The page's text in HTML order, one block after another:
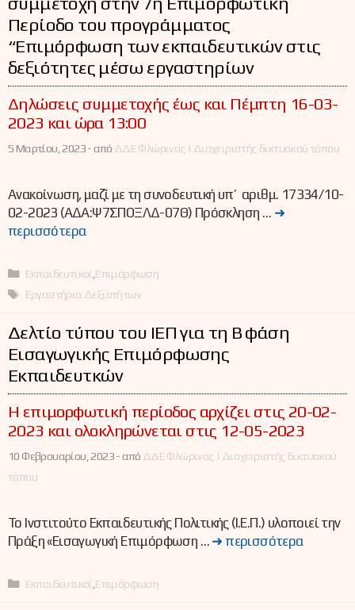
Περίοδο του προγράμματος
“Επιμόρφωση των εκπαιδευτικών στις
δεξιότητες μέσω εργαστηρίων
Δηλώσεις συμμετοχής έως και Πέμπτη 16-03-
2023 και ώρα 13:00
5 Μαρτίου, 2023 -από ΔΔΕ Φλώρινας | Διαχειριστής δικτυακού τόπου
Ανακοίνωση, μαζί με τη συνοδευτική υπ’ αριθμ. 17334/10-
02-2023 (ΑΔΑ:Ψ7ΣΠΟΞΛΔ-07Θ) Πρόσκληση … ➜
περισσότερα
Κατηγορίες
Εκπαιδευτικοί Επιμόρφωση
Ετικέτες
Εργαστήρια Δεξιοτήτων
Δελτίο τύπου του ΙΕΠ για τη Β΄ φάση
Εισαγωγικής Επιμόρφωσης
Εκπαιδευτκών
Η επιμορφωτική περίοδος αρχίζει στις 20-02-
2023 και ολοκληρώνεται στις 12-05-2023
10 Φεβρουαρίου, 2023 -από ΔΔΕ Φλώρινας | Διαχειριστής δικτυακού
τόπου
Το Ινστιτούτο Εκπαιδευτικής Πολιτικής (Ι.Ε.Π.) υλοποιεί την
Πράξη «Εισαγωγική Επιμόρφωση … ➜ περισσότερα
Κατηγορίες
Εκπαιδευτικοί Επιμόρφωση